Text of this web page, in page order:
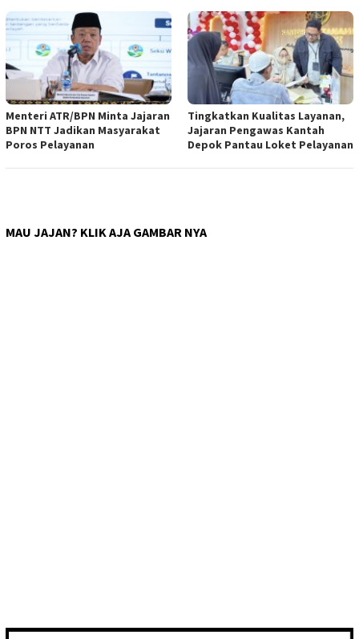
Menteri ATR/BPN Minta Jajaran
BPN NTT Jadikan Masyarakat
Poros Pelayanan
Tingkatkan Kualitas Layanan,
Jajaran Pengawas Kantah
Depok Pantau Loket Pelayanan
MAU JAJAN? KLIK AJA GAMBAR NYA